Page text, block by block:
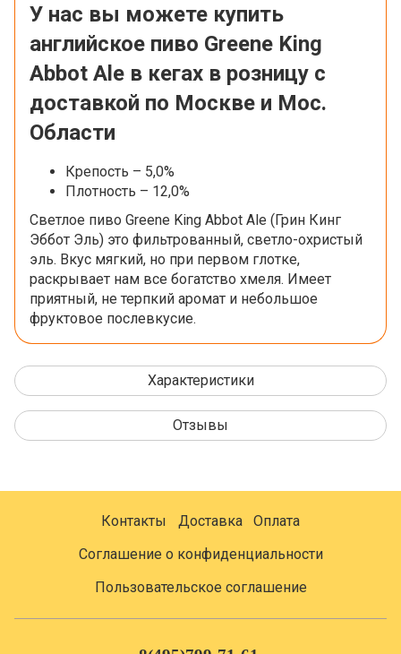
У нас вы можете купить
английское пиво Greene King
Abbot Ale в кегах в розницу с
доставкой по Москве и Мос.
Области
Крепость – 5,0%
Плотность – 12,0%
Светлое пиво Greene King Abbot Ale (Грин Кинг
Эббот Эль) это фильтрованный, светло-охристый
эль. Вкус мягкий, но при первом глотке,
раскрывает нам все богатство хмеля. Имеет
приятный, не терпкий аромат и небольшое
фруктовое послевкусие.
Характеристики
Отзывы
Контакты Доставка
Оплата
Соглашение о конфиденциальности
Пользовательское соглашение